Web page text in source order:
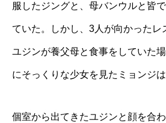
服したジングと、母バンウルと皆
ていた。しかし、3人が向かったレ
ユジンが養父母と食事をしていた
にそっくりな少女を見たミョンジは
個室から出てきたユジンと顔を合